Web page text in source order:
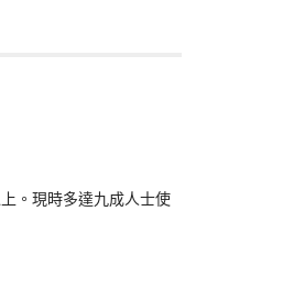
。現時多達九成人士使